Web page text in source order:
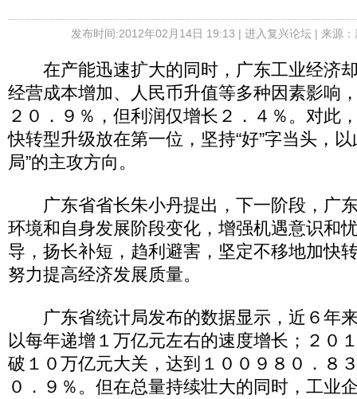
发布时间:2012年02月14日 19:13 | 进入复兴论坛| 来源
在产能迅速扩大的同时，广东工业经济却
经营成本增加、人民币升值等多种因素影响
２０．９％，但利润仅增长２．４％。对此
快转型升级放在第一位，坚持“好”字当头，
局”的主攻方向。
广东省省长朱小丹提出，下一阶段，广
环境和自身发展阶段变化，增强机遇意识和
导，扬长补短，趋利避害，坚定不移地加快
努力提高经济发展质量。
广东省统计局发布的数据显示，近６年
以每年递增１万亿元左右的速度增长；２０
破１０万亿元大关，达到１００９８０．８
０．９％。但在总量持续壮大的同时，工业